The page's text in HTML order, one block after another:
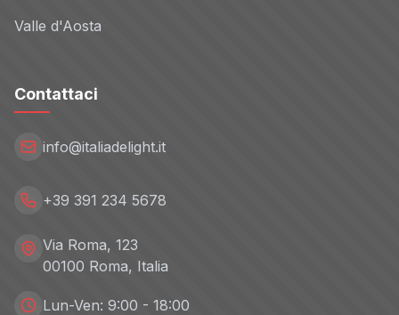
Valle d'Aosta
Contattaci
info@italiadelight.it
+39 391 234 5678
Via Roma, 123
00100 Roma, Italia
Lun-Ven: 9:00 - 18:00